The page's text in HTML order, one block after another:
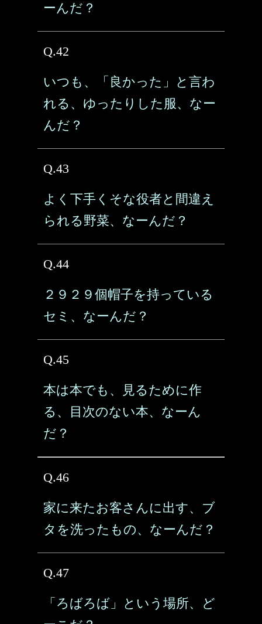
ーんだ？
Q.42
いつも、「良かった」と言わ
れる、ゆったりした服、なー
んだ？
Q.43
よく下手くそな役者と間違え
られる野菜、なーんだ？
Q.44
２９２９個帽子を持っている
セミ、なーんだ？
Q.45
本は本でも、見るために作
る、目次のない本、なーん
だ？
Q.46
家に来たお客さんに出す、ブ
タを洗ったもの、なーんだ？
Q.47
「ろばろば」という場所、ど